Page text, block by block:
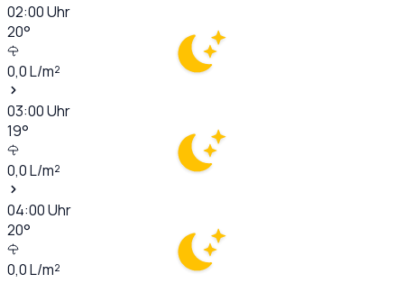
02:00Uhr
20°
0,0L/m²
03:00Uhr
19°
0,0L/m²
04:00Uhr
20°
0,0L/m²